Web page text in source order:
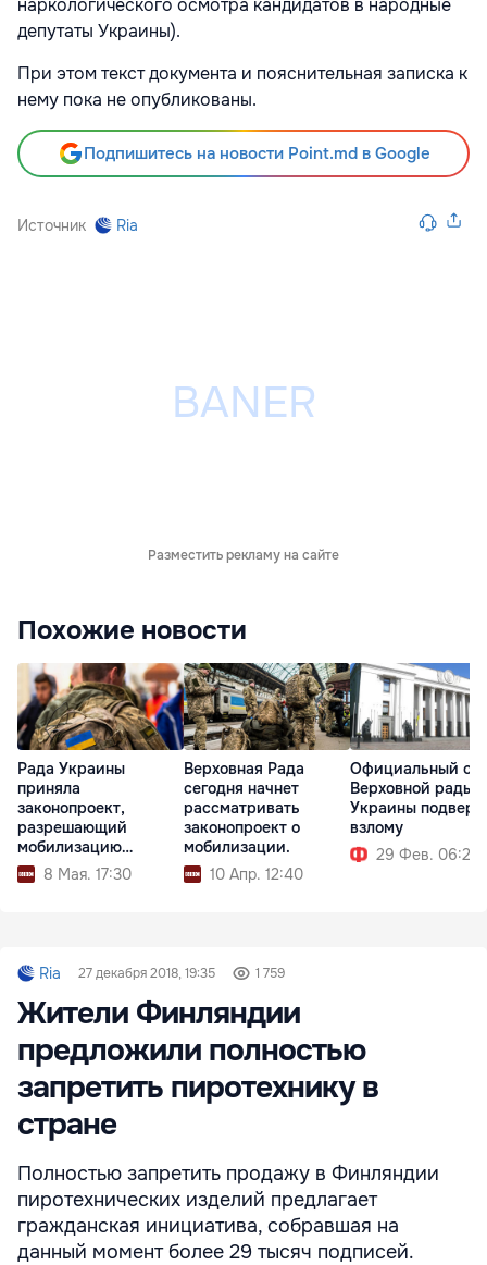
депутаты Украины).
При этом текст документа и пояснительная записка к
нему пока не опубликованы.
Подпишитесь на новости Point.md в Google
Источник Ria
Разместить рекламу на сайте
Похожие новости
Рада Украины
приняла
законопроект,
разрешающий
мобилизацию
осужденных
8 Мая. 17:30
Верховная Рада
сегодня начнет
рассматривать
законопроект о
мобилизации.
10 Апр. 12:40
Официальный
Верховной рады
Украины
взлому
29 Фев. 06:20
Ria 27 декабря 2018, 19:35 1 759
Жители Финляндии
предложили полностью
запретить пиротехнику в
стране
Полностью запретить продажу в Финляндии
пиротехнических изделий предлагает
гражданская инициатива, собравшая на
данный момент более 29 тысяч подписей.